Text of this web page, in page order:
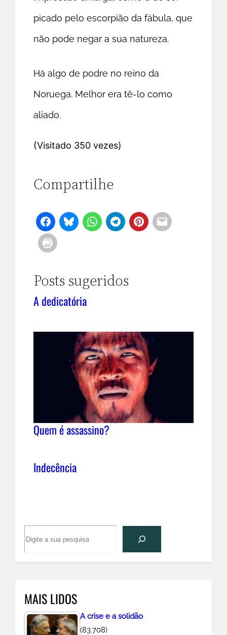
picado pelo escorpião da fábula, que
não pode negar a sua natureza.
Há algo de podre no reino da
Noruega. Melhor era tê-lo como
aliado.
(Visitado 350 vezes)
Compartilhe
Posts sugeridos
A dedicatória
Quem é assassino?
Indecência
e
i
s
a
MAIS LIDOS
A crise e a solidão
(83.708)